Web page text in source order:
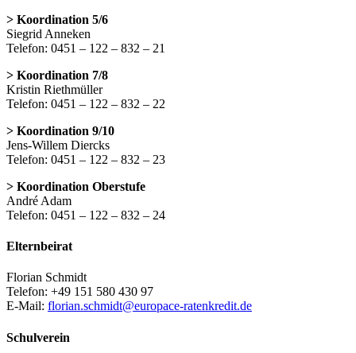
> Koordination 5/6
Siegrid Anneken
Telefon: 0451 – 122 – 832 – 21
> Koordination 7/8
Kristin Riethmüller
Telefon: 0451 – 122 – 832 – 22
> Koordination 9/10
Jens-Willem Diercks
Telefon: 0451 – 122 – 832 – 23
> Koordination Oberstufe
André Adam
Telefon: 0451 – 122 – 832 – 24
Elternbeirat
Florian Schmidt
Telefon: +49 151 580 430 97
E-Mail: florian.schmidt@europace-ratenkredit.de
Schulverein